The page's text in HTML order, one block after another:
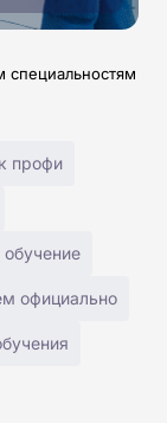
профи
обучение
официально